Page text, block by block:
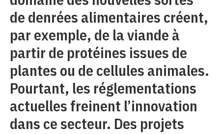
de denrées alimentaires créent,
par exemple, de la viande à
partir de protéines issues de
plantes ou de cellules animales.
Pourtant, les réglementations
actuelles freinent l’innovation
dans ce secteur. Des projets